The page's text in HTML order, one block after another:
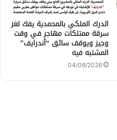
الدرك الملكي بالمحمدية يفك لغز
سرقة ممتلكات مهاجر في وقت
وجيز ويوقف سائق “أندرايف”
المشتبه فيه
04/08/2026